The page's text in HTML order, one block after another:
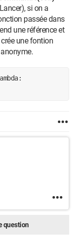
si on a
passée dans
une référence et
une fontion
question